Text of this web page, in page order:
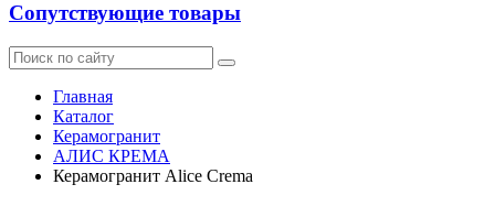
Сопутствующие товары
Главная
Каталог
Керамогранит
АЛИС КРЕМА
Керамогранит Alice Crema